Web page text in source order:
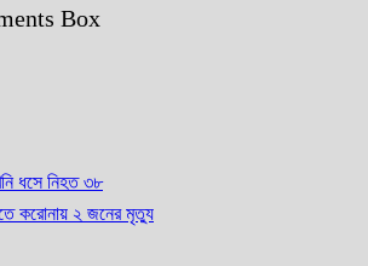
Box
ধসে নিহত ৩৮
করোনায় ২ জনের মৃত্যু